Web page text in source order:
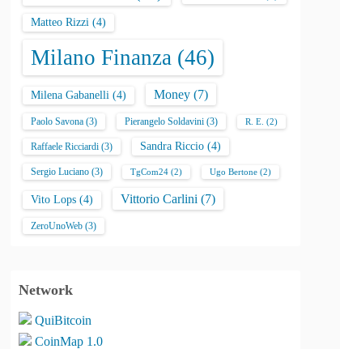
Matteo Rizzi (4)
Milano Finanza (46)
Milena Gabanelli (4) Money (7)
Paolo Savona (3) Pierangelo Soldavini (3) R. E. (2)
Raffaele Ricciardi (3) Sandra Riccio (4)
Sergio Luciano (3) TgCom24 (2) Ugo Bertone (2)
Vito Lops (4) Vittorio Carlini (7)
ZeroUnoWeb (3)
Network
QuiBitcoin
CoinMap 1.0